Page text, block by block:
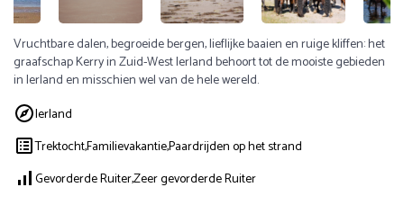
Vruchtbare dalen, begroeide bergen, lieflijke baaien en ruige kliffen: het
graafschap Kerry in Zuid-West Ierland behoort tot de mooiste gebieden
in Ierland en misschien wel van de hele wereld.
Ierland
Trektocht,Familievakantie,Paardrijden op het strand
Gevorderde Ruiter,Zeer gevorderde Ruiter